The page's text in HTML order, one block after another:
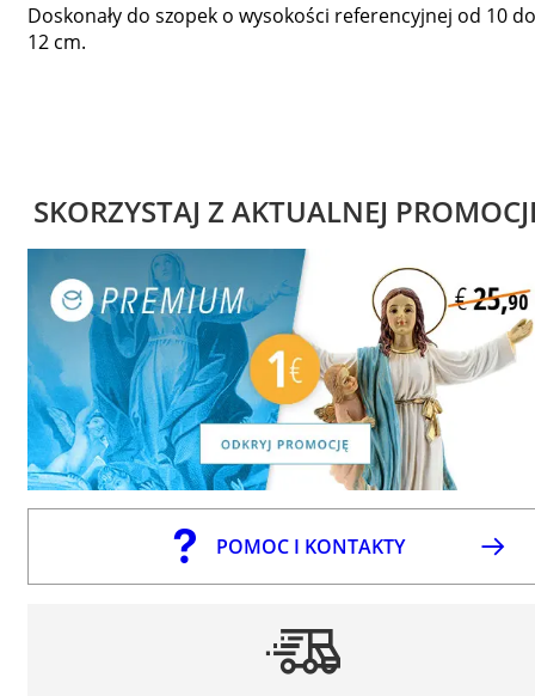
Doskonały do szopek o wysokości referencyjnej od 10 do
12 cm.
SKORZYSTAJ Z AKTUALNEJ
POMOC I KONTAKTY